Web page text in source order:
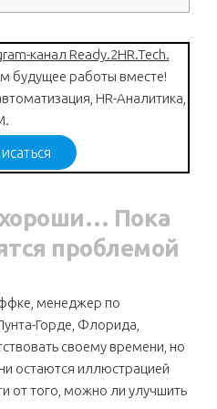
канал Ready.2HR.Tech.
будущее работы вместе!
HR-Аналитика,
Пока
проблемой
менеджер по
Горде, Флорида,
своему времени, но
остаются иллюстрацией
от того, можно ли улучшить